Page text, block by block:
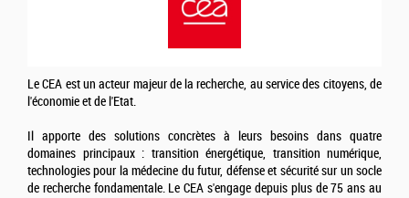
Le CEA est un acteur majeur de la recherche, au service des citoyens, de
l'économie et de l'Etat.
Il apporte des solutions concrètes à leurs besoins dans quatre
domaines principaux : transition énergétique, transition numérique,
technologies pour la médecine du futur, défense et sécurité sur un socle
de recherche fondamentale. Le CEA s'engage depuis plus de 75 ans au